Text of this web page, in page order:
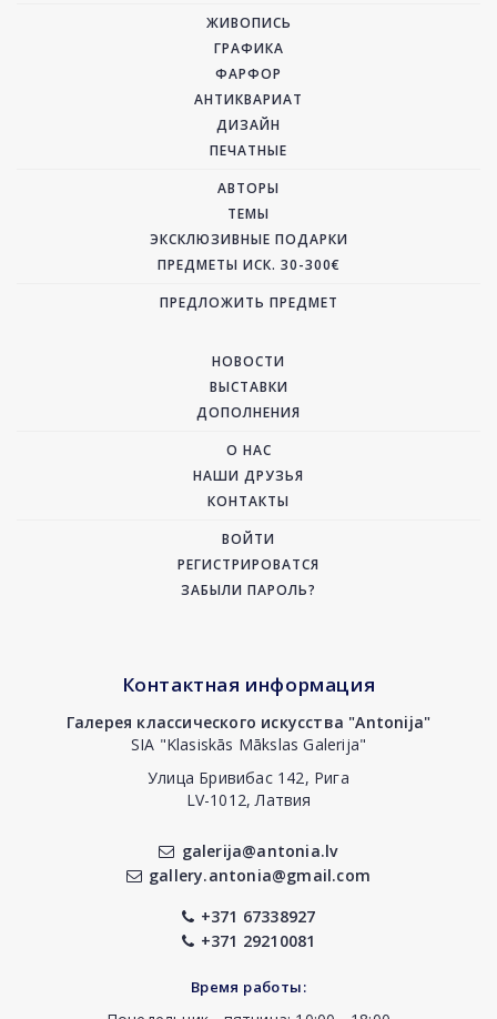
ЖИВОПИСЬ
ГРАФИКА
ФАРФОР
АНТИКВАРИАТ
ДИЗАЙН
ПЕЧАТНЫЕ
АВТОРЫ
ТЕМЫ
ЭКСКЛЮЗИВНЫЕ ПОДАРКИ
ПРЕДМЕТЫ ИСК. 30-300€
ПРЕДЛОЖИТЬ ПРЕДМЕТ
НОВОСТИ
ВЫСТАВКИ
ДОПОЛНЕНИЯ
О НАС
НАШИ ДРУЗЬЯ
КОНТАКТЫ
ВОЙТИ
РЕГИСТРИРОВАТСЯ
ЗАБЫЛИ ПАРОЛЬ?
Контактная информация
Галерея классического искусства "Antonija"
SIA "Klasiskās Mākslas Galerija"
Улица Бривибас 142, Рига
LV-1012, Латвия
galerija@antonia.lv
gallery.antonia@gmail.com
+371 67338927
+371 29210081
Время работы: